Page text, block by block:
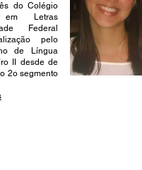
do Colégio
Letras
Federal
pelo
de Língua
II desde de
2o segmento